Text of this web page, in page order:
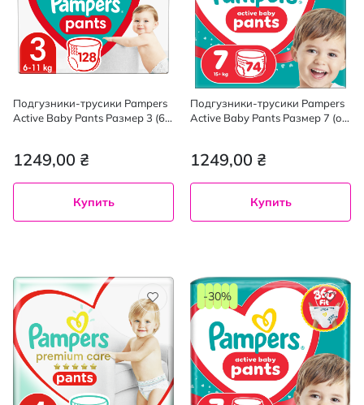
Подгузники-трусики Pampers
Active Baby Pants Размер 3 (6-
1249,00 ₴
Купить
Подгузники-трусики Pampers
Active Baby Pants Размер 7 (от
1249,00 ₴
Купить
-30%